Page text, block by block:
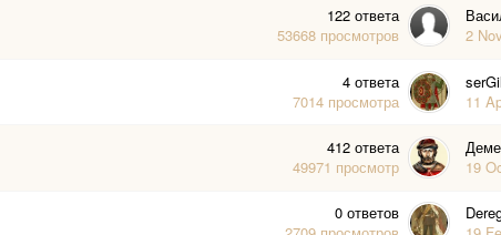
122 ответа
53668 просмотров
2
4 ответа
7014 просмотра
11
412 ответа
49971 просмотр
19
0 ответов